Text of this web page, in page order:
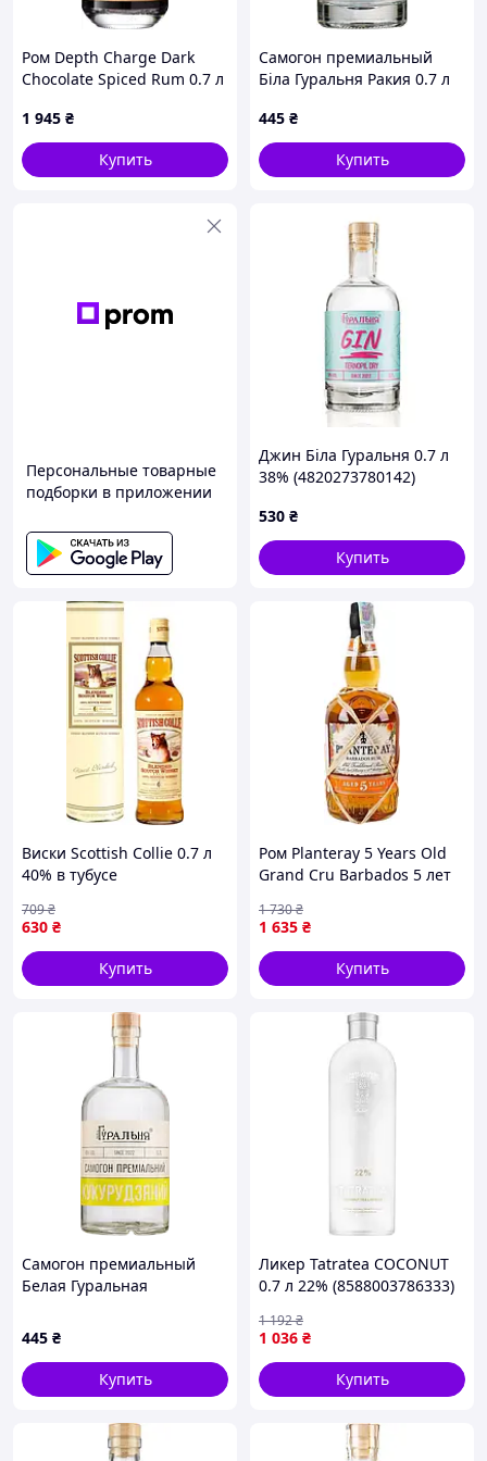
Ром Depth Charge Dark
Chocolate Spiced Rum 0.7 л
1 945 ₴
Купить
Самогон премиальный
Біла Гуральня Ракия 0.7 л
445 ₴
Купить
Персональные товарные
подборки в приложении
Джин Біла Гуральня 0.7 л
38% (4820273780142)
530 ₴
Купить
Виски Scottish Collie 0.7 л
40% в тубусе
630 ₴
709₴
Купить
Ром Planteray 5 Years Old
Grand Cru Barbados 5 лет
(3460410538529)
1 635 ₴
1 730₴
Купить
Самогон премиальный
Белая Гуральная
(4820273780241)
445 ₴
Купить
Ликер Tatratea COCONUT
0.7 л 22% (8588003786333)
1 036 ₴
1 192₴
Купить